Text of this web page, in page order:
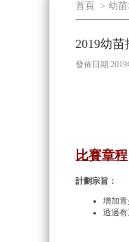
首頁 > 幼苗
2019幼
發佈日期 2019
比賽章程
計劃宗旨：
增加青
透過